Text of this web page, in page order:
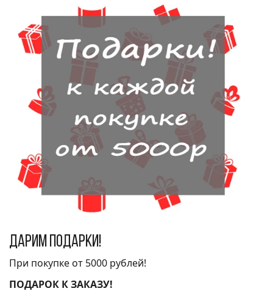
Дарим подарки!
При покупке от 5000 рублей!
ПОДАРОК К ЗАКАЗУ!